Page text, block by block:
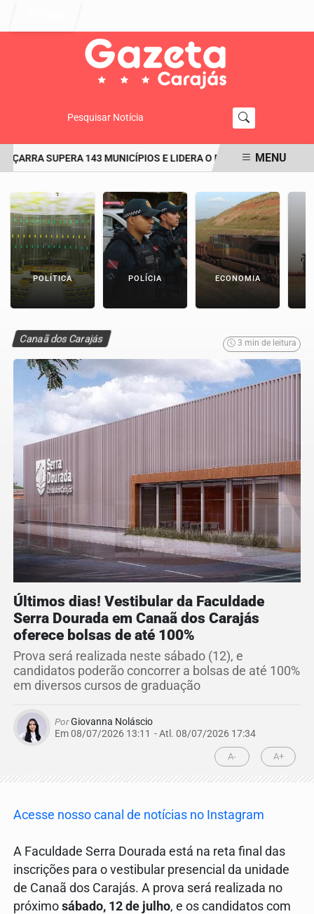
Pesquisar Notícia
SUPERA 143 MUNICÍPIOS E LIDERA O RANKING DO IDEB NO
MENU
POLÍTICA POLÍCIA ECONOMIA
Canaã dos Carajás 3 min de leitura
Últimos dias! Vestibular da Faculdade
Serra Dourada em Canaã dos Carajás
oferece bolsas de até 100%
Prova será realizada neste sábado (12), e
candidatos poderão concorrer a bolsas de até 100%
em diversos cursos de graduação
PorGiovanna Noláscio
Em 08/07/2026 13:11 - Atl. 08/07/2026 17:34
A- A+
Acesse nosso canal de notícias no Instagram
A Faculdade Serra Dourada está na reta final das
inscrições para o vestibular presencial da unidade
de Canaã dos Carajás. A prova será realizada no
próximo sábado, 12 de julho, e os candidatos com